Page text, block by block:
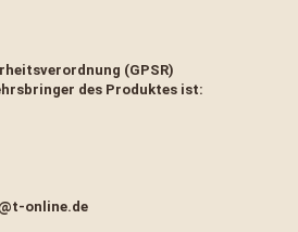
(GPSR)
des Produktes ist:
online.de